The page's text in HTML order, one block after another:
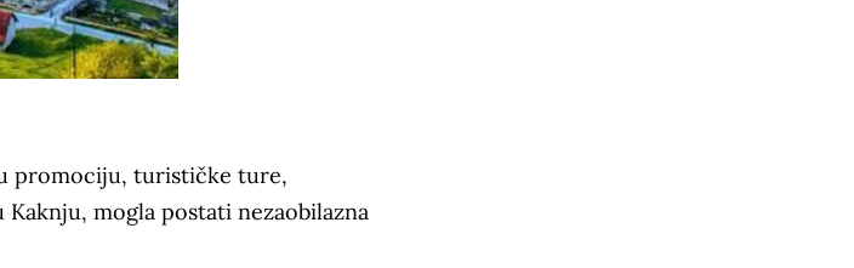
promociju, turističke ture,
mogla postati nezaobilazna